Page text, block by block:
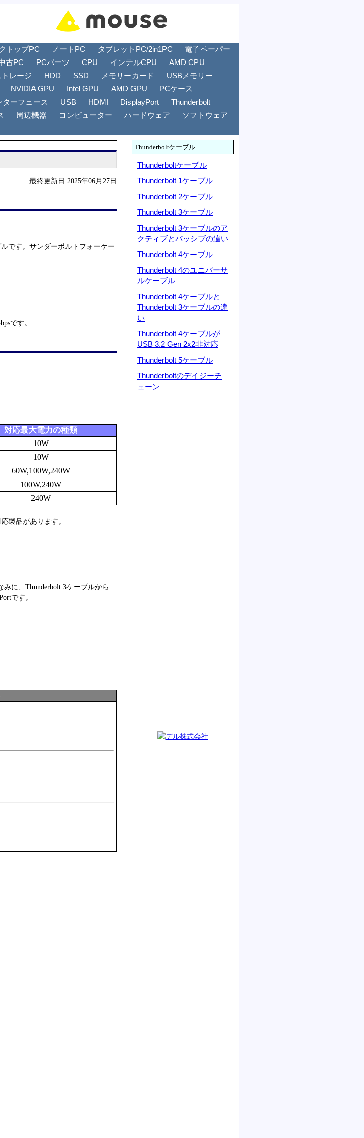
トップPC ノートPC タブレットPC/2in1PC
電子ペーパー
古PC PCパーツ CPU インテルCPU
AMD CPU
トレージ HDD SSD メモリーカード
USBメモリー
NVIDIA GPU Intel GPU AMD GPU
PCケース
ターフェース USB HDMI DisplayPort
Thunderbolt
周辺機器 コンピューター ハードウェア
ソフトウェア
最終更新日 2025年06月27日
です。サンダーボルトフォーケー
です。
対応最大電力の種類
10W
10W
60W,100W,240W
100W,240W
240W
製品があります。
に、Thunderbolt 3ケーブルから
です。
Thunderboltケーブル
Thunderboltケーブル
Thunderbolt 1ケーブル
Thunderbolt 2ケーブル
Thunderbolt 3ケーブル
Thunderbolt 3ケーブルのア
クティブとパッシブの違い
Thunderbolt 4ケーブル
Thunderbolt 4のユニバーサ
ルケーブル
Thunderbolt 4ケーブルと
Thunderbolt 3ケーブルの違
い
Thunderbolt 4ケーブルが
USB 3.2 Gen 2x2非対応
Thunderbolt 5ケーブル
Thunderboltのデイジーチ
ェーン